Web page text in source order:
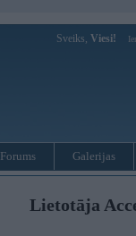
Sveiks, Viesi!
Forums Galerijas
Lietotāja